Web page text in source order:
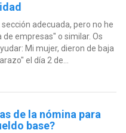
adecuada, pero no he
empresas" o similar. Os
Mi mujer, dieron de baja
el día 2 de...
de la nómina para
base?